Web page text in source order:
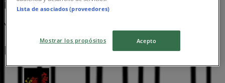
İpekyol katalog
Yarın son gün
En yakın mağazalar
Lista de asociados (proveedores)
Mostrar los propósitos Acepto